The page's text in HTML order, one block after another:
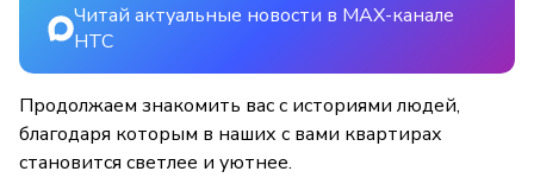
Читай актуальные новости в MAX-канале
НТС
Продолжаем знакомить вас с историями людей,
благодаря которым в наших с вами квартирах
становится светлее и уютнее.